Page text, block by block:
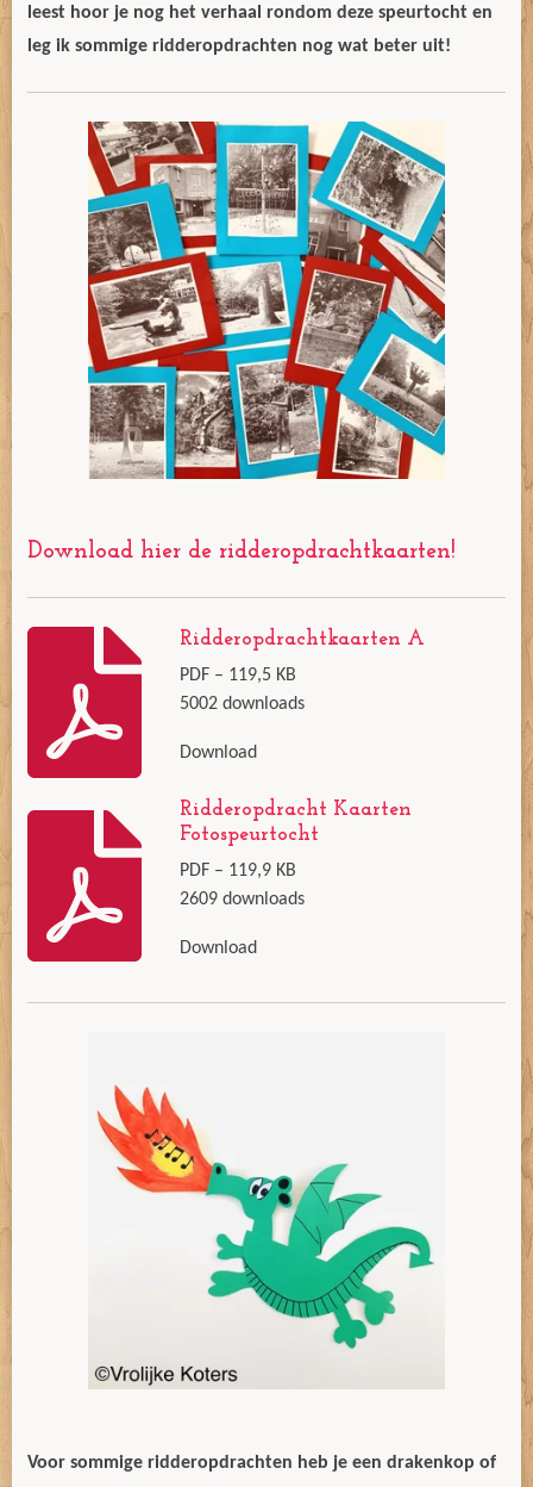
leest hoor je nog het verhaal rondom deze speurtocht en
leg ik sommige ridderopdrachten nog wat beter uit!
Download hier de ridderopdrachtkaarten!
Ridderopdrachtkaarten A
PDF – 119,5 KB
5002 downloads
Download
Ridderopdracht Kaarten
Fotospeurtocht
PDF – 119,9 KB
2609 downloads
Download
Voor sommige ridderopdrachten heb je een drakenkop of